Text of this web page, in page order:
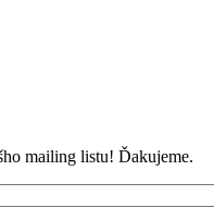
mailing listu! Ďakujeme.